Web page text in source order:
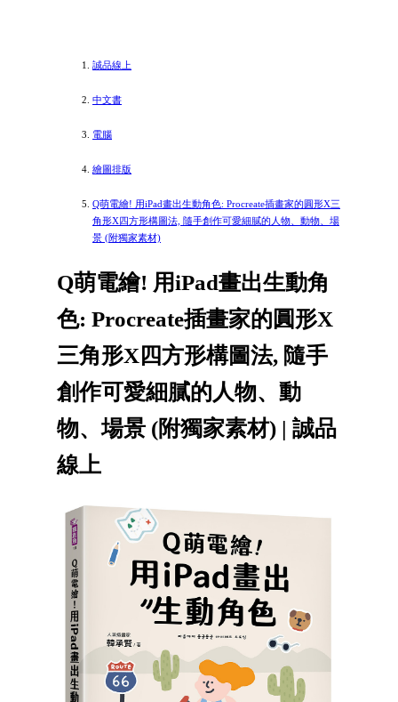
誠品線上
中文書
電腦
繪圖排版
Q萌電繪! 用iPad畫出生動角色: Procreate插畫家的圓形X三
角形X四方形構圖法, 隨手創作可愛細膩的人物、動物、場
景 (附獨家素材)
Q萌電繪! 用iPad畫出生動角
色: Procreate插畫家的圓形X
三角形X四方形構圖法, 隨手
創作可愛細膩的人物、動
物、場景 (附獨家素材) | 誠品
線上